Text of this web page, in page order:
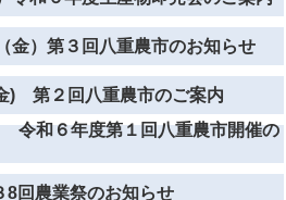
金）第３回八重農市のお知らせ
) 第２回八重農市のご案内
令和６年度第１回八重農市開催の
8回農業祭のお知らせ